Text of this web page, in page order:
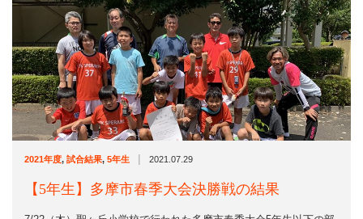
2021年度, 試合結果, 5年生 | 2021.07.29
【5年生】多摩市春季大会決勝戦の結果